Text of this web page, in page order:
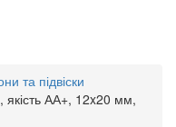
та підвіски
якість АА+, 12x20 мм,